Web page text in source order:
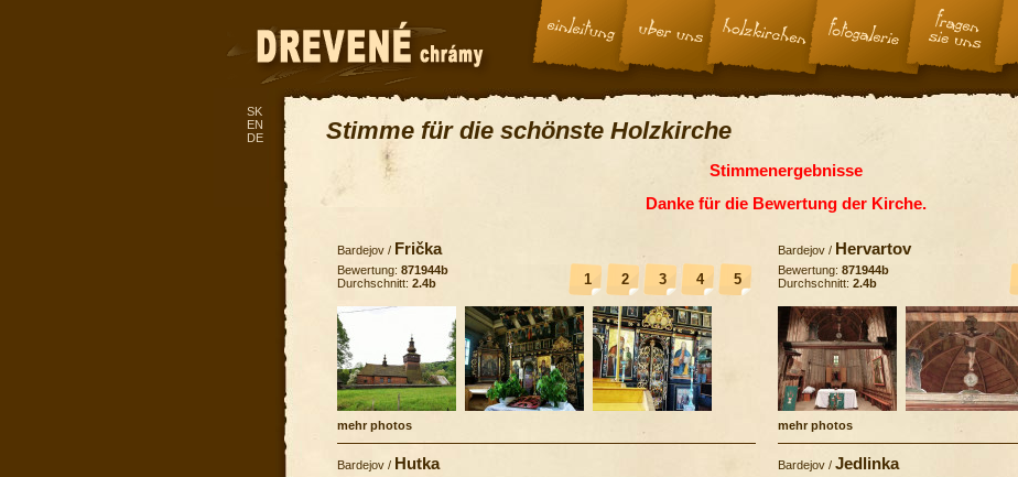
Stimme für die schönste Holzkirche
Stimmenergebnisse
Danke für die Bewertung der Kirche.
Bardejov / Frička
1 2 3 4 5
Bewertung: 871944b
Durchschnitt: 2.4b
mehr photos
Bardejov / Hervartov
Bewertung: 871944b
Durchschnitt: 2.4b
mehr photos
Bardejov / Hutka Bardejov / Jedlinka
SK
EN
DE